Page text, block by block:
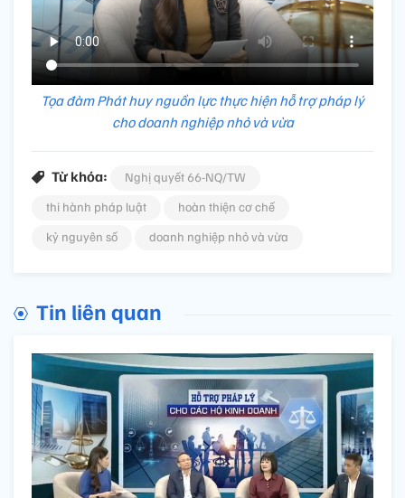
Tọa đàm Phát huy nguồn lực thực hiện hỗ trợ pháp lý
cho doanh nghiệp nhỏ và vừa
Từ khóa:
Nghị quyết 66-NQ/TW
thi hành pháp luật
hoàn thiện cơ chế
kỷ nguyên số
doanh nghiệp nhỏ và vừa
Tin liên quan